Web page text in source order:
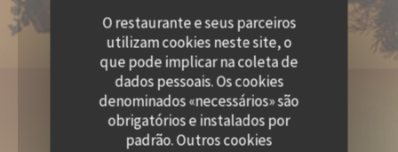
O restaurante e seus parceiros
utilizam cookies neste site, o
que pode implicar na coleta de
dados pessoais. Os cookies
denominados «necessários» são
obrigatórios e instalados por
padrão. Outros cookies